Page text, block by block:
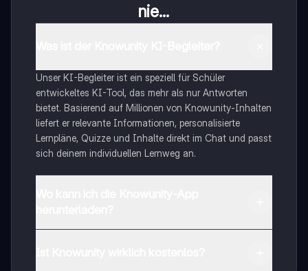
nie...
Unser KI-Begleiter ist ein speziell für Schüler
entwickeltes KI-Tool, das mehr als nur Antworten
bietet. Basierend auf Millionen von Knowunity-Inhalten
liefert er relevante Informationen, personalisierte
Lernpläne, Quizze und Inhalte direkt im Chat und passt
sich deinem individuellen Lernweg an.